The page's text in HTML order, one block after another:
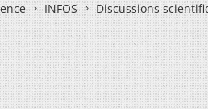
INFOS Discussions